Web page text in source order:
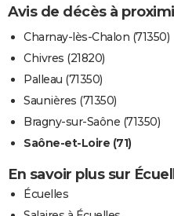
Avis de décès à
Charnay-lès-Chalon (71350)
Chivres (21820)
Palleau (71350)
Saunières (71350)
Bragny-sur-Saône (71350)
Saône-et-Loire (71)
En savoir plus sur
Écuelles